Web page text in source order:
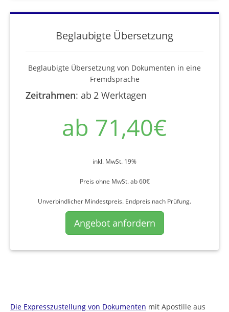
Beglaubigte Übersetzung
Beglaubigte Übersetzung von Dokumenten in eine
Fremdsprache
Zeitrahmen: ab 2 Werktagen
ab 71,40€
inkl. MwSt. 19%
Preis ohne MwSt. ab 60€
Unverbindlicher Mindestpreis. Endpreis nach Prüfung.
Angebot anfordern
Die Expresszustellung von Dokumenten mit Apostille aus